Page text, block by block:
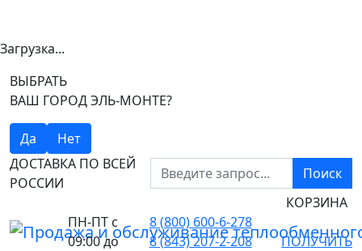
Загрузка...
ВЫБРАТЬ
ВАШ ГОРОД ЭЛЬ-МОНТЕ?
Да
Нет
ДОСТАВКА ПО ВСЕЙ
РОССИИ
Поиск
ПН-ПТ с
09:00 до
8 (800) 600-6-278
8 (843) 207-2-208
КОРЗИНА
ПОЛУЧИТЬ